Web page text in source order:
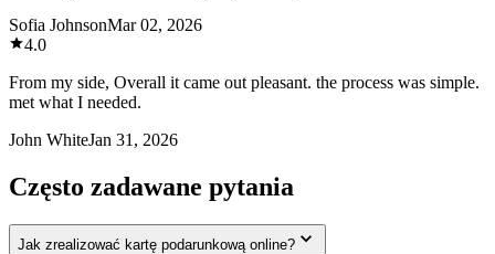
Sofia JohnsonMar 02, 2026
4.0
From my side, Overall it came out pleasant. the process was simple.
met what I needed.
John WhiteJan 31, 2026
Często zadawane pytania
Jak zrealizować kartę podarunkową online?